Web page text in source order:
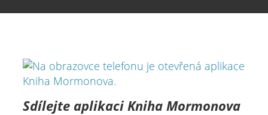
Sdílejte aplikaci Kniha Mormonova